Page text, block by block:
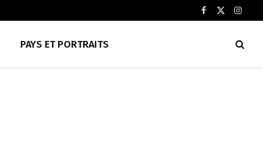
Facebook
X
PAYS ET PORTRAITS